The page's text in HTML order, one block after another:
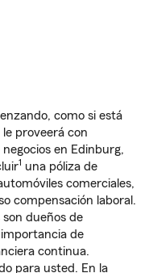
como si está
proveerá con
en Edinburg,
1 una póliza de
comerciales,
compensación laboral.
dueños de
de
continua.
para usted. En la